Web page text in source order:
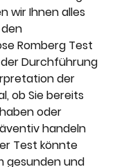
wir Ihnen alles
Romberg Test
Durchführung
der
ob Sie bereits
oder
handeln
Test könnte
gesunden und